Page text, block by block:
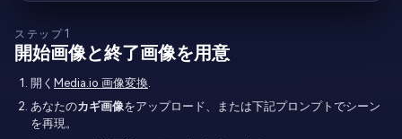
ステップ1
開始画像と終了画像を用意
開く Media.io 画像変換.
あなたのカギ画像をアップロード、または下記プロンプトでシーン
を再現。